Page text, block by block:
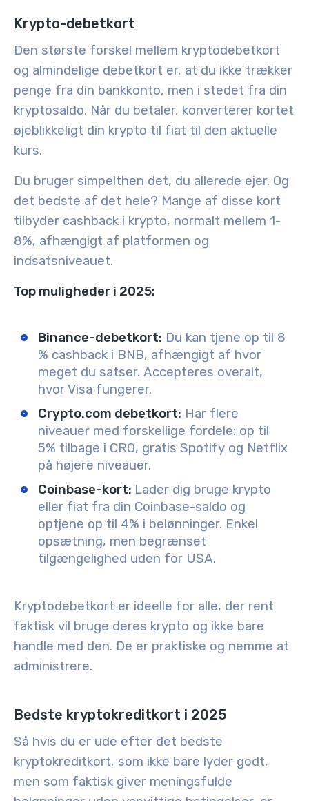
Krypto-debetkort
Den største forskel mellem kryptodebetkort
og almindelige debetkort er, at du ikke trækker
penge fra din bankkonto, men i stedet fra din
kryptosaldo. Når du betaler, konverterer kortet
øjeblikkeligt din krypto til fiat til den aktuelle
kurs.
Du bruger simpelthen det, du allerede ejer. Og
det bedste af det hele? Mange af disse kort
tilbyder cashback i krypto, normalt mellem 1-
8%, afhængigt af platformen og
indsatsniveauet.
Top muligheder i 2025:
Binance-debetkort: Du kan tjene op til 8
% cashback i BNB, afhængigt af hvor
meget du satser. Accepteres overalt,
hvor Visa fungerer.
Crypto.com debetkort: Har flere
niveauer med forskellige fordele: op til
5% tilbage i CRO, gratis Spotify og Netflix
på højere niveauer.
Coinbase-kort: Lader dig bruge krypto
eller fiat fra din Coinbase-saldo og
optjene op til 4% i belønninger. Enkel
opsætning, men begrænset
tilgængelighed uden for USA.
Kryptodebetkort er ideelle for alle, der rent
faktisk vil bruge deres krypto og ikke bare
handle med den. De er praktiske og nemme at
administrere.
Bedste kryptokreditkort i 2025
Så hvis du er ude efter det bedste
kryptokreditkort, som ikke bare lyder godt,
men som faktisk giver meningsfulde